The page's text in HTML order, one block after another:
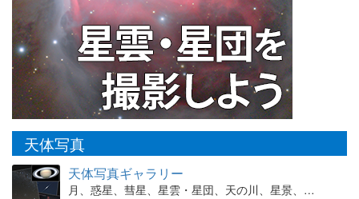
天体写真
天体写真ギャラリー
月、惑星、彗星、星雲・星団、天の川、星景、…